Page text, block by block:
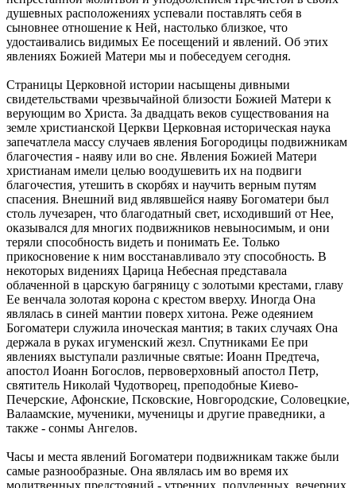
душевных расположениях успевали поставлять себя в
сыновнее отношение к Ней, настолько близкое, что
удостаивались видимых Ее посещений и явлений. Об этих
явлениях Божией Матери мы и побеседуем сегодня.
Страницы Церковной истории насыщены дивными
свидетельствами чрезвычайной близости Божией Матери к
верующим во Христа. За двадцать веков существования на
земле христианской Церкви Церковная историческая наука
запечатлела массу случаев явления Богородицы подвижникам
благочестия - наяву или во сне. Явления Божией Матери
христианам имели целью воодушевить их на подвиги
благочестия, утешить в скорбях и научить верным путям
спасения. Внешний вид являвшейся наяву Богоматери был
столь лучезарен, что благодатный свет, исходивший от Нее,
оказывался для многих подвижников невыносимым, и они
теряли способность видеть и понимать Ее. Только
прикосновение к ним восстанавливало эту способность. В
некоторых видениях Царица Небесная представала
облаченной в царскую багряницу с золотыми крестами, главу
Ее венчала золотая корона с крестом вверху. Иногда Она
являлась в синей мантии поверх хитона. Реже одеянием
Богоматери служила иноческая мантия; в таких случаях Она
держала в руках игуменский жезл. Спутниками Ее при
явлениях выступали различные святые: Иоанн Предтеча,
апостол Иоанн Богослов, первоверховный апостол Петр,
святитель Николай Чудотворец, преподобные Киево-
Печерские, Афонские, Псковские, Новгородские, Соловецкие,
Валаамские, мученики, мученицы и другие праведники, а
также - сонмы Ангелов.
Часы и места явлений Богоматери подвижникам также были
самые разнообразные. Она являлась им во время их
молитвенных предстояний - утренних, полуденных, вечерних,